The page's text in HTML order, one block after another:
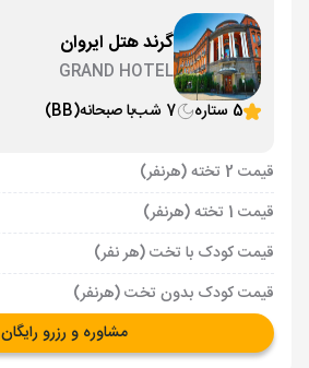
گرند هتل ایروان
GRAND HOTEL
5 ستاره
7 شب با صبحانه(BB)
قیمت 2 تخته (هرنفر)
قیمت 1 تخته (هرنفر)
قیمت کودک با تخت (هر نفر)
قیمت کودک بدون تخت (هرنفر)
مشاوره و رزرو رایگان